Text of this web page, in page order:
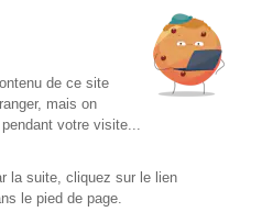
de ce site
mais on
votre visite...
la suite, cliquez sur le lien
le pied de page.